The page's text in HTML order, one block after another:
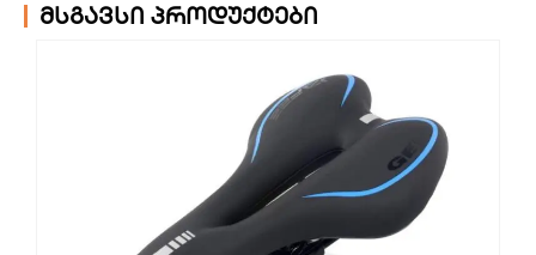
მსგავსი პროდუქტები